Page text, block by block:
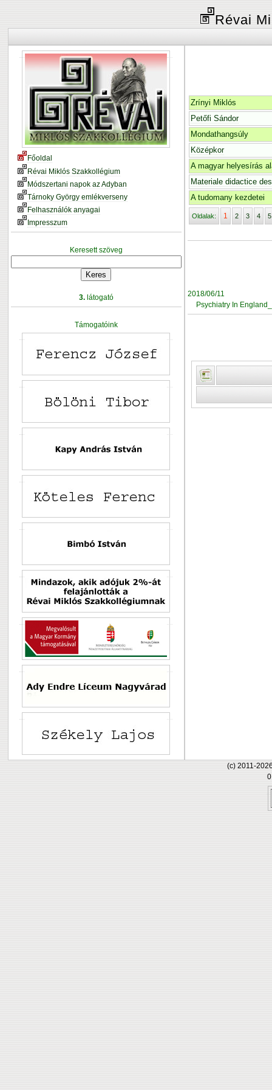
Révai
Főoldal
Révai Miklós Szakkollégium
Módszertani napok az Adyban
Tárnoky György emlékverseny
Felhasználók anyagai
Impresszum
Keresett szöveg
3.látogató
Támogatóink
Zrínyi Miklós
Petőfi Sándor
Mondathangsúly
Középkor
A magyar helyesírás
Materiale didactice
A tudomany kezdetei
Oldalak: 1 2 3 4 5
2018/06/11
Psychiatry In
(c) 2011-